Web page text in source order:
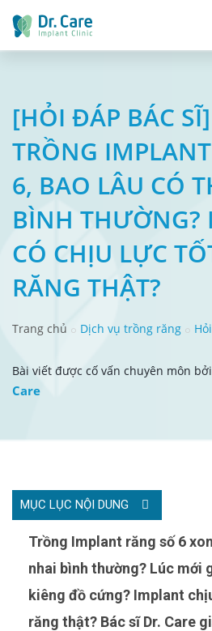
[HỎI ĐÁP BÁC
TRỒNG
6, BAO LÂU CÓ
BÌNH THƯỜNG?
CÓ CHỊU LỰC
RĂNG THẬT?
Trang chủ Dịch vụ trồng răng
Bài viết được cố vấn chuyên môn bởi
Care
MỤC LỤC NỘI DUNG
Trồng Implant răng số 6 xong bao lâu mới ăn
nhai bình thường? Lúc mới
kiêng đồ cứng? Implant
răng thật? Bác sĩ Dr. Care